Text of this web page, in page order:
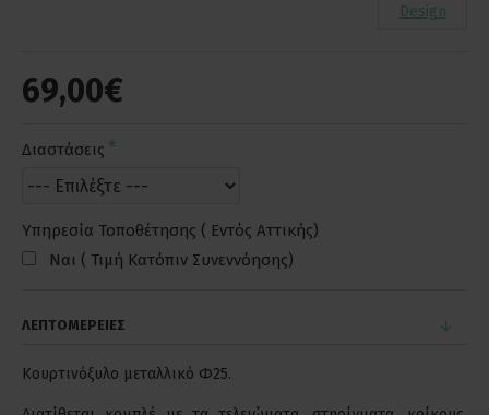
69,00€
Design
Διαστάσεις
Υπηρεσία Τοποθέτησης ( Εντός Αττικής)
Ναι ( Τιμή Κατόπιν Συνεννόησης)
ΛΕΠΤΟΜΕΡΕΙΕΣ
Κουρτινόξυλο μεταλλικό Φ25.